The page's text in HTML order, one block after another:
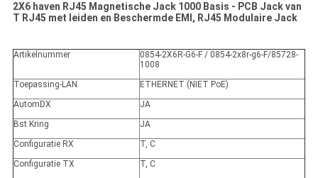
2X6 haven RJ45 Magnetische Jack 1000 Basis - PCB Jack van
T RJ45 met leiden en Beschermde EMI, RJ45 Modulaire Jack
Artikelnummer
0854-2X6R-G6-F / 0854-2x8r-g6-F/85728-
1008
Toepassing-LAN
ETHERNET (NIET PoE)
AutomDX
JA
Bst Kring
JA
Configuratie RX
T, C
Configuratie TX
T, C